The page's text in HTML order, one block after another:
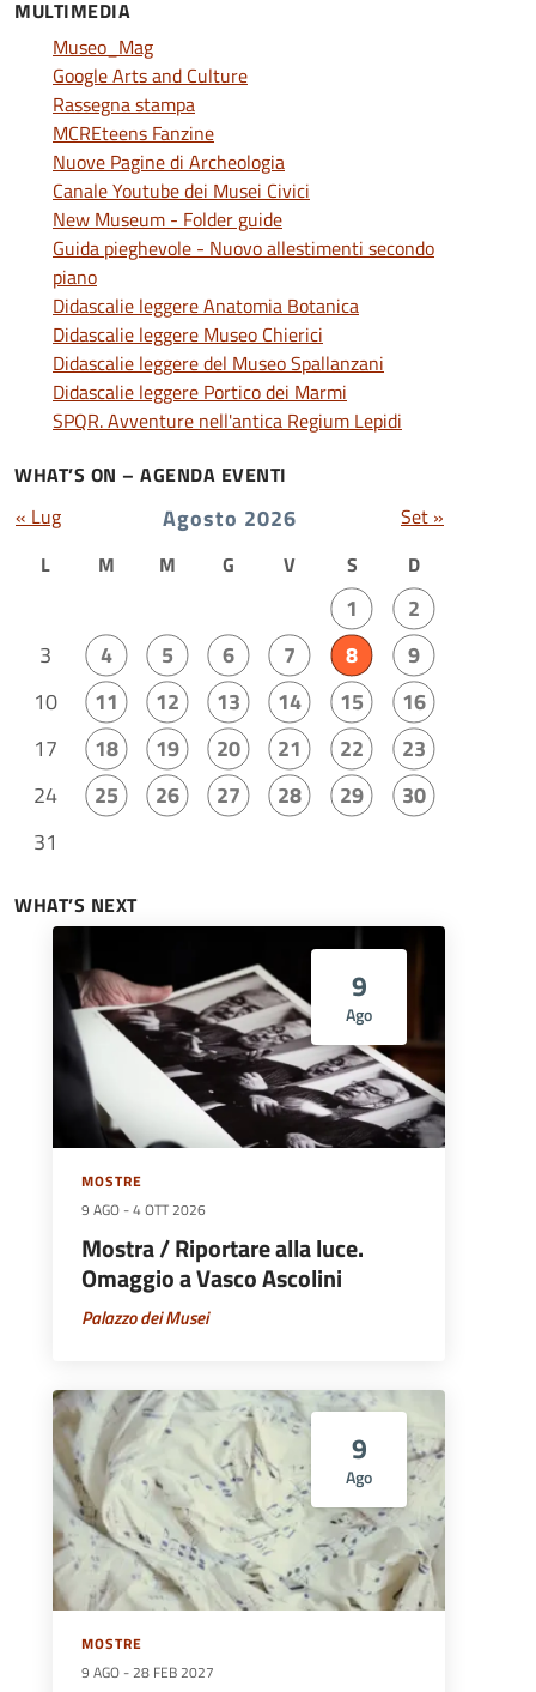
MULTIMEDIA
Museo_Mag
Google Arts and Culture
Rassegna stampa
MCREteens Fanzine
Nuove Pagine di Archeologia
Canale Youtube dei Musei Civici
New Museum - Folder guide
Guida pieghevole - Nuovo allestimenti secondo
piano
Didascalie leggere Anatomia Botanica
Didascalie leggere Museo Chierici
Didascalie leggere del Museo Spallanzani
Didascalie leggere Portico dei Marmi
SPQR. Avventure nell'antica Regium Lepidi
WHAT’S ON – AGENDA EVENTI
Agosto 2026
L M M G V S D
1
2
3
4 5 6 7 8
9
10
11 12 13 14 15
16
17
18 19 20 21 22
23
24
25 26 27 28 29
30
31
« Lug Set »
WHAT’S NEXT
9
Ago
MOSTRE
9 AGO -4 OTT 2026
Mostra / Riportare alla luce.
Omaggio a Vasco Ascolini
Palazzo dei Musei
9
Ago
MOSTRE
9 AGO -28 FEB 2027